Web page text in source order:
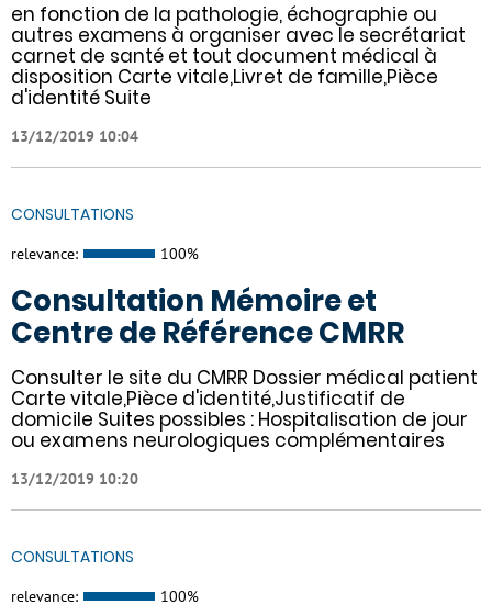
en fonction de la pathologie, échographie ou
autres examens à organiser avec le secrétariat
carnet de santé et tout document médical à
disposition Carte vitale,Livret de famille,Pièce
d'identité Suite
13/12/2019 10:04
CONSULTATIONS
relevance: 100%
Consultation Mémoire et
Centre de Référence CMRR
Consulter le site du CMRR Dossier médical patient
Carte vitale,Pièce d'identité,Justificatif de
domicile Suites possibles : Hospitalisation de jour
ou examens neurologiques complémentaires
13/12/2019 10:20
CONSULTATIONS
relevance: 100%